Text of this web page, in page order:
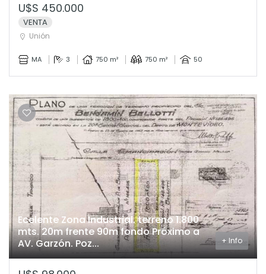
U$S 450.000
VENTA
Unión
MA 3 750 m² 750 m² 50
Ecelente Zona Industrial. terreno 1.800
mts. 20m frente 90m fondo Próximo a
AV. Garzón. Poz...
+ Info